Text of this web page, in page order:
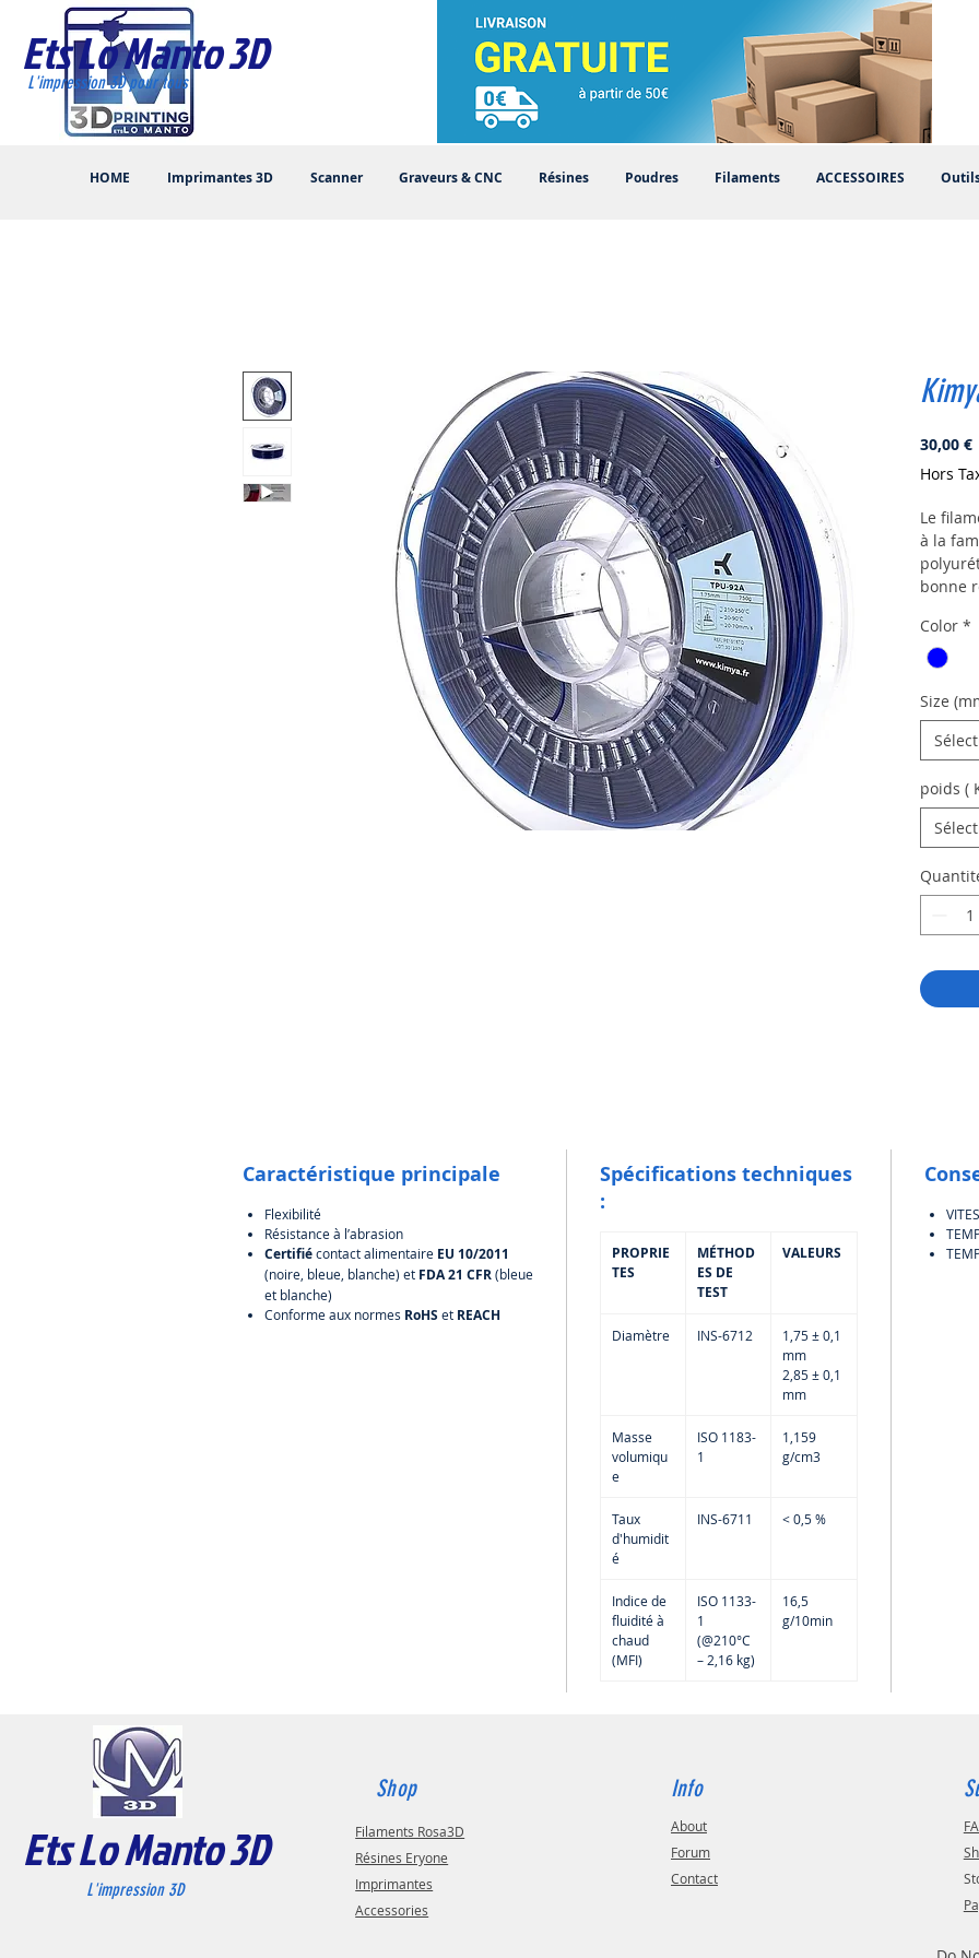
Ets Lo Manto 3D
HOME Imprimantes 3D Scanner Graveurs & CNC Résines Poudres Filaments ACCESSOIRES
L'impression 3D pour tous
30,00 €
Hors
Le
à la
bonne
dureté
est
Color *
Size
poids (
Caractéristique principale
Flexibilité
Résistance à l’abrasion
Certifiécontact alimentaire EU 10/2011
(noire, bleue, blanche) et FDA 21 CFR(bleue
et blanche)
Conforme aux normes RoHSet REACH
Spécifications techniques
:
PROPRIE
TES
MÉTHOD
ES DE
TEST
VALEURS
Diamètre INS-6712
1,75 ± 0,1
mm
2,85 ± 0,1
mm
Masse
volumiqu
e
ISO 1183-
1
1,159
g/cm3
Taux
d'humidit
é
INS-6711 < 0,5 %
Indice de
fluidité à
chaud
(MFI)
ISO 1133-
1
(@210°C
– 2,16 kg)
16,5
g/10min
Ets Lo Manto 3D
L'impression 3D
Shop
Filaments Rosa3D
Résines Eryone
Imprimantes
Accessories
Info
About
Forum
Contact